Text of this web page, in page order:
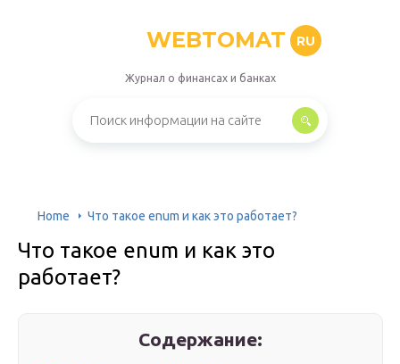
WEBTOMAT RU
Журнал о финансах и банках
Home Что такое enum и как это работает?
Что такое enum и как это
работает?
Содержание: